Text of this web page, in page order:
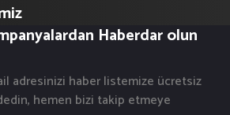
Haberdar olun
adresinizi haber listemize ücretsiz
hemen bizi takip etmeye